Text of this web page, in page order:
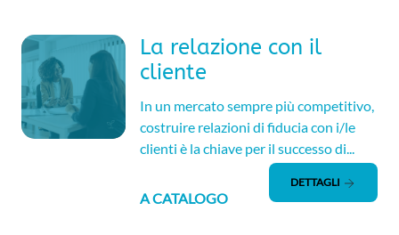
La relazione con il
cliente
In un mercato sempre più competitivo,
costruire relazioni di fiducia con i/le
clienti è la chiave per il successo di...
A CATALOGO
DETTAGLI